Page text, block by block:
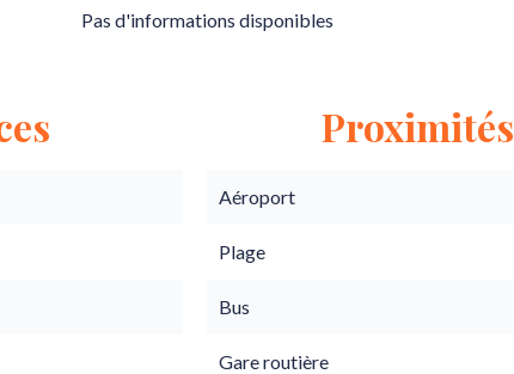
Pas d'informations disponibles
Proximités
Aéroport
Plage
Bus
Gare routière